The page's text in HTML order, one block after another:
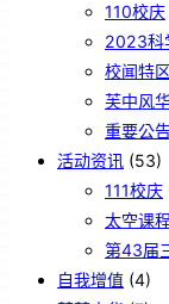
110校庆
2023科
校闻特区
芙中风
重要公
活动资讯 (53)
111校庆
太空课程
第43届
自我增值 (4)